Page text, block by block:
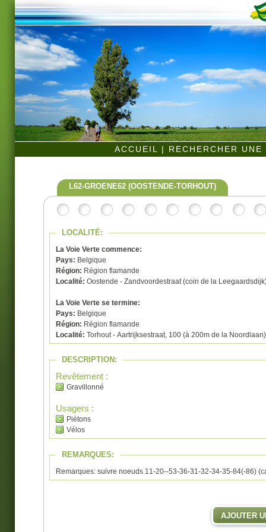
ACCUEIL | RECHERCHER
L62-GROENE62 (OOSTENDE-TORHOUT)
LOCALITÉ:
La Voie Verte commence:
Pays: Belgique
Région: Région flamande
Localité: Oostende - Zandvoordestraat (coin de la
La Voie Verte se termine:
Pays: Belgique
Région: Région flamande
Localité: Torhout - Aartrijksestraat, 100 (à 200m de la Noordlaan)
DESCRIPTION:
Revêtement :
Gravillonné
Usagers :
Piétons
Vélos
REMARQUES:
Remarques: suivre noeuds 11-20--53-36-31-32-34-35-84(-86)
AJOUTER